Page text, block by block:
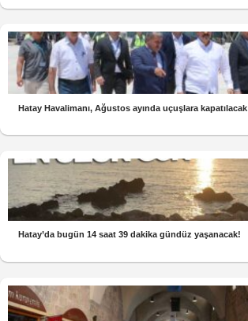
Hatay Havalimanı, Ağustos ayında uçuşlara kapatılacak
Hatay’da bugün 14 saat 39 dakika gündüz yaşanacak!